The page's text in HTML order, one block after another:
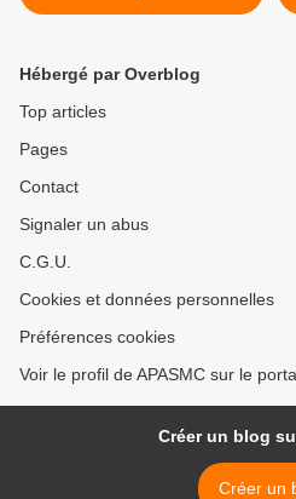
Hébergé par Overblog
Top articles
Pages
Contact
Signaler un abus
C.G.U.
Cookies et données personnelles
Préférences cookies
Voir le profil de APASMC sur le
Créer un blog
Créer un